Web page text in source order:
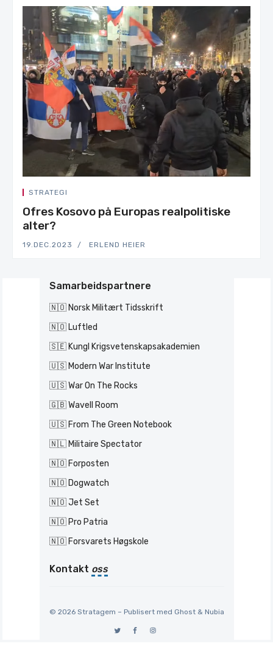
STRATEGI
Ofres Kosovo på Europas realpolitiske
alter?
19.DEC.2023 ERLEND HEIER
Samarbeidspartnere
🇳🇴 Norsk Militært Tidsskrift
🇳🇴 Luftled
🇸🇪 Kungl Krigsvetenskapsakademien
🇺🇸 Modern War Institute
🇺🇸 War On The Rocks
🇬🇧 Wavell Room
🇺🇸 From The Green Notebook
🇳🇱 Militaire Spectator
🇳🇴 Forposten
🇳🇴 Dogwatch
🇳🇴 Jet Set
🇳🇴 Pro Patria
🇳🇴 Forsvarets Høgskole
Kontakt oss
© 2026 Stratagem – Publisert med Ghost& Nubia